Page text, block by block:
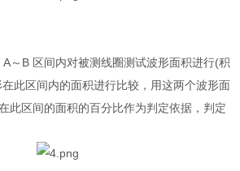
A～ B 区间内对被测线圈测试波形面积进行(积
此区间内的面积进行比较，用这两个波形面
此区间的面积的百分比作为判定依据，判定